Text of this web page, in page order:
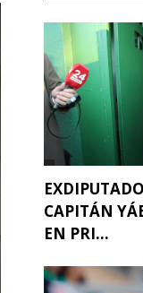
CAPITÁN
EN PRI...